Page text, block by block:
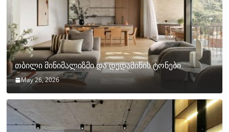
თბილი მინიმალიზმი და დედამიწის ტონები
May 26, 2026